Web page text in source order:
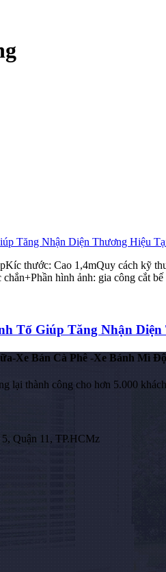
thước: Cao 1,4mQuy cách kỹ
hình ảnh: gia công cắt
Tố Giúp Tăng Nhận
Xe Bán Cà Phê -Xe Bánh Mì
lại thành công cho hơn 5.000
Quận 11, TP.HCMz